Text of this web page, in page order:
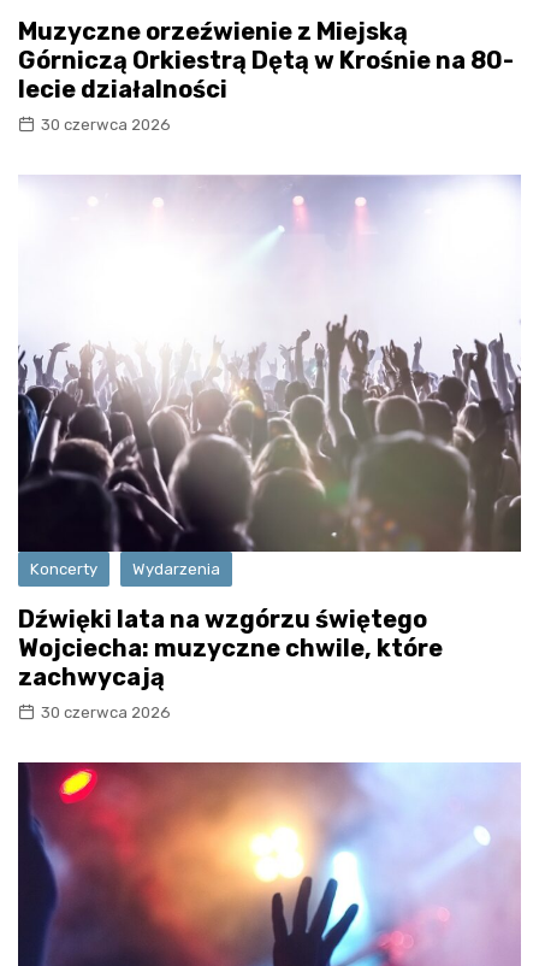
Muzyczne orzeźwienie z Miejską
Górniczą Orkiestrą Dętą w Krośnie na 80-
lecie działalności
30 czerwca 2026
Koncerty Wydarzenia
Dźwięki lata na wzgórzu świętego
Wojciecha: muzyczne chwile, które
zachwycają
30 czerwca 2026